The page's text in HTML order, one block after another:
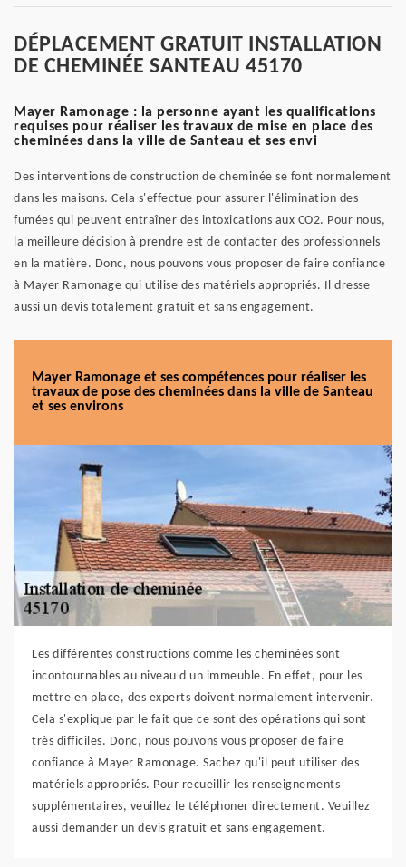
DÉPLACEMENT GRATUIT INSTALLATION
DE CHEMINÉE SANTEAU 45170
Mayer Ramonage : la personne ayant les qualifications
requises pour réaliser les travaux de mise en place des
cheminées dans la ville de Santeau et ses envi
Des interventions de construction de cheminée se font normalement
dans les maisons. Cela s'effectue pour assurer l'élimination des
fumées qui peuvent entraîner des intoxications aux CO2. Pour nous,
la meilleure décision à prendre est de contacter des professionnels
en la matière. Donc, nous pouvons vous proposer de faire confiance
à Mayer Ramonage qui utilise des matériels appropriés. Il dresse
aussi un devis totalement gratuit et sans engagement.
Mayer Ramonage et ses compétences pour réaliser les
travaux de pose des cheminées dans la ville de Santeau
et ses environs
Les différentes constructions comme les cheminées sont
incontournables au niveau d'un immeuble. En effet, pour les
mettre en place, des experts doivent normalement intervenir.
Cela s'explique par le fait que ce sont des opérations qui sont
très difficiles. Donc, nous pouvons vous proposer de faire
confiance à Mayer Ramonage. Sachez qu'il peut utiliser des
matériels appropriés. Pour recueillir les renseignements
supplémentaires, veuillez le téléphoner directement. Veuillez
aussi demander un devis gratuit et sans engagement.